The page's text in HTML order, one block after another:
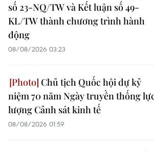
số 23-NQ/TW và Kết luận số 49-
KL/TW thành chương trình hành
động
08/08/2026 03:23
Chủ tịch Quốc hội dự kỷ
niệm 70 năm Ngày truyền thống
lượng Cảnh sát kinh tế
08/08/2026 01:59